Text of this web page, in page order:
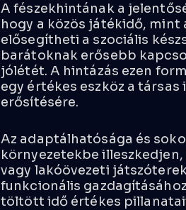
A fészekhintának a
hogy a közös játékidő,
elősegítheti a szociális
barátoknak erősebb
jólétét. A hintázás ezen
egy értékes eszköz a
erősítésére.
Az adaptálhatósága és
környezetekbe
vagy lakóövezeti
funkcionális
töltött idő értékes